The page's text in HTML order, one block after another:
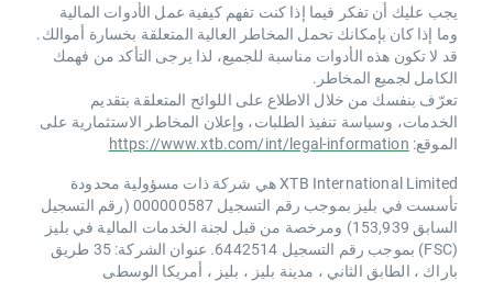
يجب عليك أن تفكر فيما إذا كنت تفهم كيفية عمل الأدوات المالية
وما إذا كان بإمكانك تحمل المخاطر العالية المتعلقة بخسارة أموالك.
قد لا تكون هذه الأدوات مناسبة للجميع، لذا يرجى التأكد من فهمك
الكامل لجميع المخاطر.
تعرّف بنفسك من خلال الاطلاع على اللوائح المتعلقة بتقديم
الخدمات، وسياسة تنفيذ الطلبات، وإعلان المخاطر الاستثمارية على
الموقع: https://www.xtb.com/int/legal-information
XTB International Limited هي شركة ذات مسؤولية محدودة
تأسست في بليز بموجب رقم التسجيل 000000587 (رقم التسجيل
السابق 153,939) ومرخصة من قبل لجنة الخدمات المالية في بليز
(FSC) بموجب رقم التسجيل 6442514. عنوان الشركة: 35 طريق
باراك ، الطابق الثاني ، مدينة بليز ، بليز ، أمريكا الوسطى